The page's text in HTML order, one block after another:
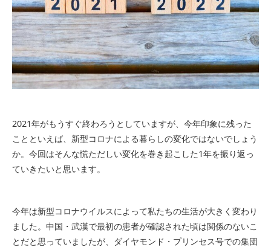
2021年がもうすぐ終わろうとしていますが、今年印象に残った
ことといえば、新型コロナによる暮らしの変化ではないでしょう
か。今回はそんな慌ただしい変化を巻き起こした1年を振り返っ
ていきたいと思います。
今年は新型コロナウイルスによって私たちの生活が大きく変わり
ました。中国・武漢で最初の患者が確認された頃は関係のないこ
とだと思っていましたが、ダイヤモンド・プリンセス号での集団